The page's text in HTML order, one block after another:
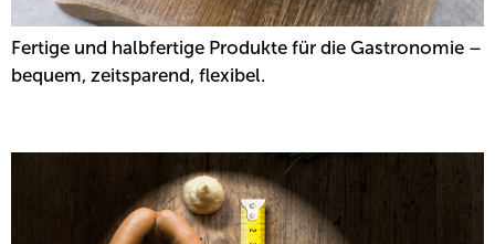
Fertige und halbfertige Produkte für die Gastronomie –
bequem, zeitsparend, flexibel.